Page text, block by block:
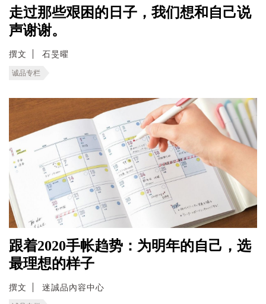
走过那些艰困的日子，我们想和自己说
声谢谢。
撰文 石旻曜
诚品专栏
跟着2020手帐趋势：为明年的自己，选
最理想的样子
撰文 迷誠品內容中心